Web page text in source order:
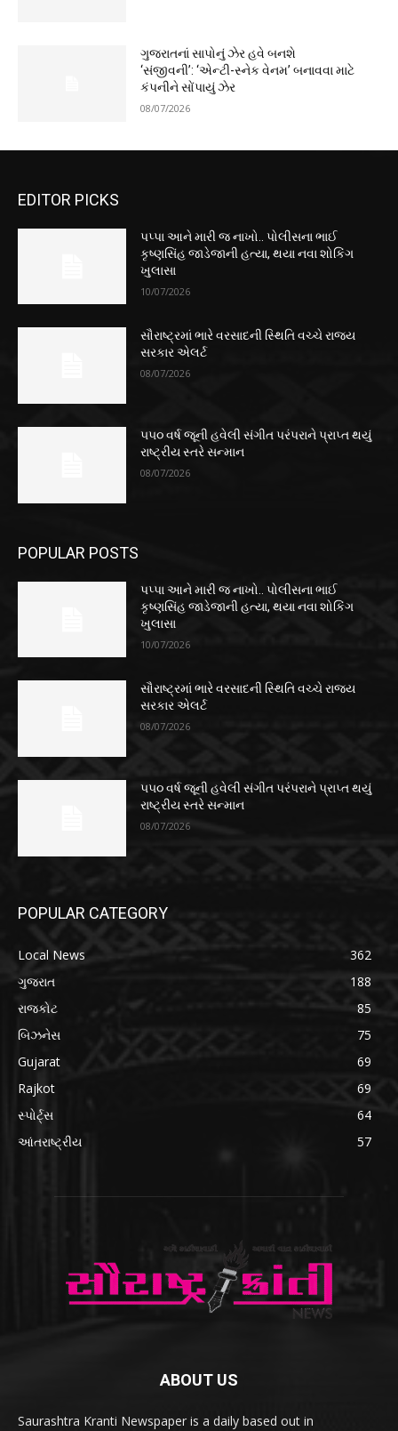
ગુજરાતનાં સાપોનું ઝેર હવે બનશે
‘સંજીવની’: ‘એન્ટી-સ્નેક વેનમ’ બનાવવા માટે
કંપનીને સોંપાયું ઝેર
08/07/2026
EDITOR PICKS
પપ્પા આને મારી જ નાખો.. પોલીસના ભાઈ
કૃષ્ણસિંહ જાડેજાની હત્યા, થયા નવા શોકિંગ
ખુલાસા
10/07/2026
સૌરાષ્ટ્રમાં ભારે વરસાદની સ્થિતિ વચ્ચે રાજ્ય
સરકાર એલર્ટ
08/07/2026
૫૫૦ વર્ષ જૂની હવેલી સંગીત પરંપરાને પ્રાપ્ત થયું
રાષ્ટ્રીય સ્તરે સન્માન
08/07/2026
POPULAR POSTS
પપ્પા આને મારી જ નાખો.. પોલીસના ભાઈ
કૃષ્ણસિંહ જાડેજાની હત્યા, થયા નવા શોકિંગ
ખુલાસા
10/07/2026
સૌરાષ્ટ્રમાં ભારે વરસાદની સ્થિતિ વચ્ચે રાજ્ય
સરકાર એલર્ટ
08/07/2026
૫૫૦ વર્ષ જૂની હવેલી સંગીત પરંપરાને પ્રાપ્ત થયું
રાષ્ટ્રીય સ્તરે સન્માન
08/07/2026
POPULAR CATEGORY
Local News
362
ગુજરાત
188
રાજકોટ
85
બિઝનેસ
75
Gujarat
69
Rajkot
69
સ્પોર્ટ્સ
64
આંતરાષ્ટ્રીય
57
ABOUT US
Saurashtra Kranti Newspaper is a daily based out in